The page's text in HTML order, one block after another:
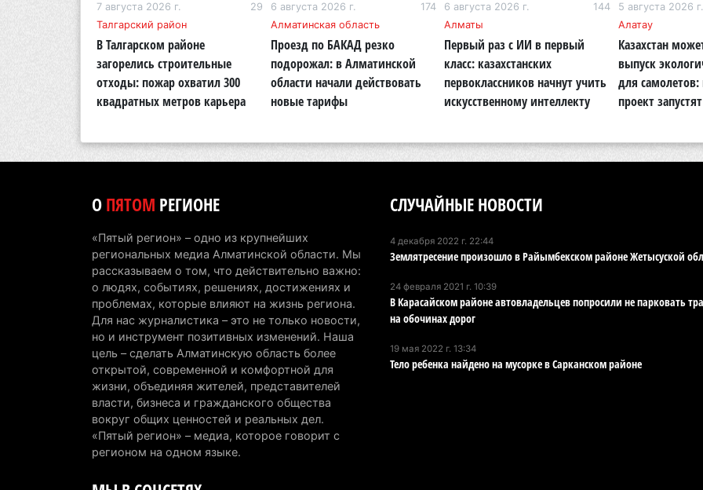
5
5
5
7 августа 2026 г.
29
Талгарский район
В Талгарском районе
загорелись строительные
отходы: пожар охватил 300
квадратных метров карьера
6 августа 2026 г.
174
Алматинская область
Проезд по БАКАД резко
подорожал: в Алматинской
области начали действовать
новые тарифы
6 августа 2026 г.
144
Алматы
Первый раз с ИИ в первый
класс: казахстанских
первоклассников начнут учить
искусственному интеллекту
5 августа 2026 г.
Алатау
Казахстан
выпуск
для
проект
ОПЯТОМ РЕГИОНЕ
«Пятый регион» – одно из крупнейших
региональных медиа Алматинской области. Мы
рассказываем о том, что действительно важно:
о людях, событиях, решениях, достижениях и
проблемах, которые влияют на жизнь региона.
Для нас журналистика – это не только новости,
но и инструмент позитивных изменений. Наша
цель – сделать Алматинскую область более
открытой, современной и комфортной для
жизни, объединяя жителей, представителей
власти, бизнеса и гражданского общества
вокруг общих ценностей и реальных дел.
«Пятый регион» – медиа, которое говорит с
регионом на одном языке.
СЛУЧАЙНЫЕ НОВОСТИ
4 декабря 2022 г. 22:44
Землятресение произошло в Райымбекском районе Жетысуской
24 февраля 2021 г. 10:39
В Карасайском районе автовладельцев попросили не парковать
на обочинах дорог
19 мая 2022 г. 13:34
Тело ребенка найдено на мусорке в Сарканском районе